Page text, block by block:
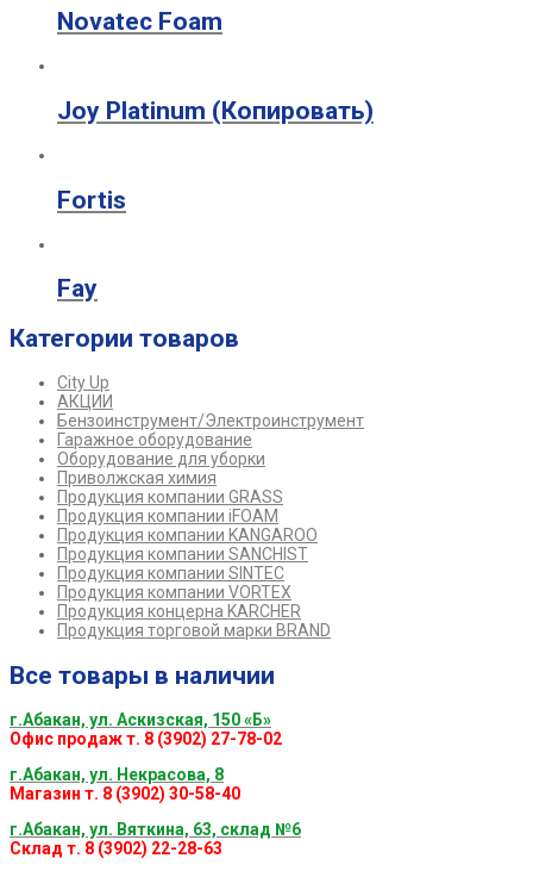
Novatec Foam
Joy Platinum (Копировать)
Fortis
Fay
Категории товаров
City Up
АКЦИИ
Бензоинструмент/Электроинструмент
Гаражное оборудование
Оборудование для уборки
Приволжская химия
Продукция компании GRASS
Продукция компании iFOAM
Продукция компании KANGAROO
Продукция компании SANCHIST
Продукция компании SINTEC
Продукция компании VORTEX
Продукция концерна KARCHER
Продукция торговой марки BRAND
Все товары в наличии
г.Абакан, ул. Аскизская, 150 «Б»
Офис продаж т. 8 (3902) 27-78-02
г.Абакан, ул. Некрасова, 8
Магазин т. 8 (3902) 30-58-40
г.Абакан, ул. Вяткина, 63, склад №6
Склад т. 8 (3902) 22-28-63